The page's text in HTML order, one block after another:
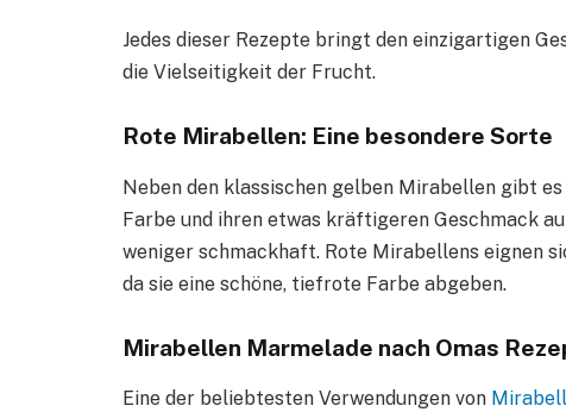
Jedes dieser Rezepte bringt den einzigartigen
die Vielseitigkeit der Frucht.
Rote Mirabellen: Eine besondere Sorte
Neben den klassischen gelben Mirabellen gibt
Farbe und ihren etwas kräftigeren Geschmack
weniger schmackhaft. Rote Mirabellens eignen
da sie eine schöne, tiefrote Farbe abgeben.
Mirabellen Marmelade nach Omas
Eine der beliebtesten Verwendungen von